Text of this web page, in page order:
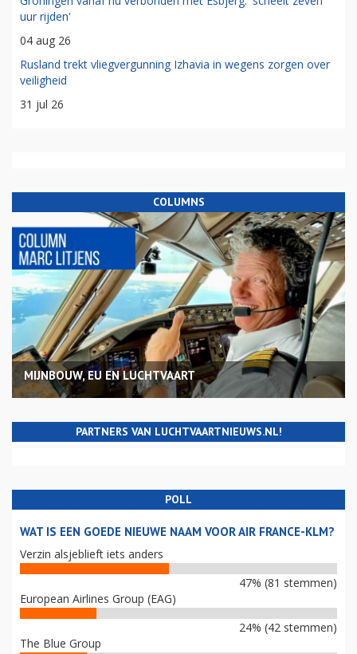
uur rijden'
04 aug 26
Rusland trekt vliegvergunning Izhavia in wegens zorgen over
veiligheid
31 jul 26
COLUMNS
MIJNBOUW, EU EN LUCHTVAART
PARTNERS VAN LUCHTVAARTNIEUWS.NL!
POLL
WAT IS EEN GOEDE NIEUWE NAAM VOOR AIR FRANCE-KLM?
Verzin alsjeblieft iets anders
47% (81 stemmen)
European Airlines Group (EAG)
24% (42 stemmen)
The Blue Group